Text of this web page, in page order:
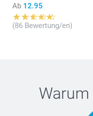
Ab 12.95
(86 Bewertung/en)
Warum